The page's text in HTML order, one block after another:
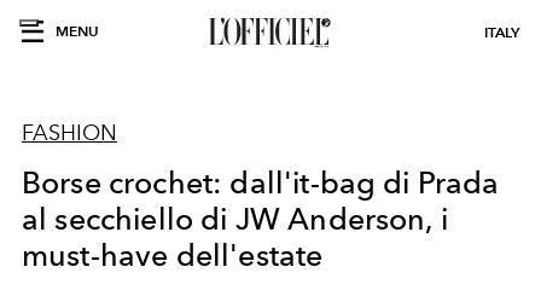
MENU ITALY
FASHION
Borse crochet: dall'it-bag di Prada
al secchiello di JW Anderson, i
must-have dell'estate